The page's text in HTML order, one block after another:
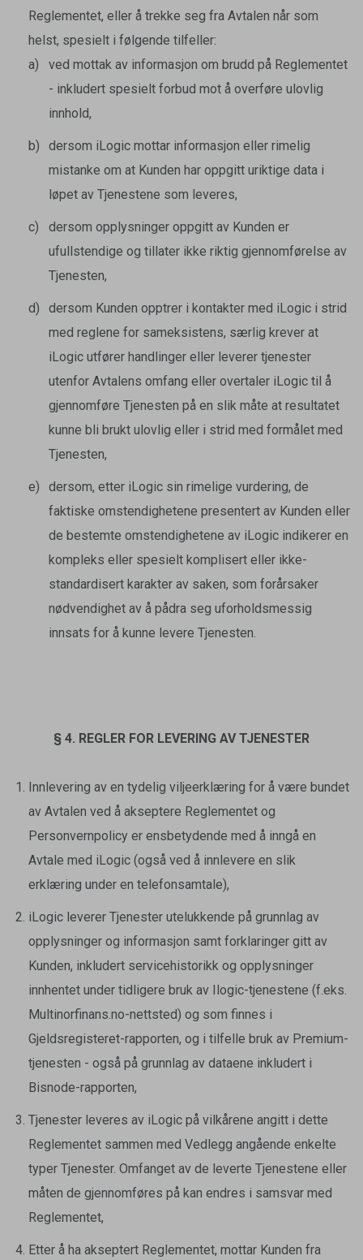
Reglementet, eller å trekke seg fra Avtalen når som
helst, spesielt i følgende tilfeller:
ved mottak av informasjon om brudd på Reglementet
- inkludert spesielt forbud mot å overføre ulovlig
innhold,
dersom iLogic mottar informasjon eller rimelig
mistanke om at Kunden har oppgitt uriktige data i
løpet av Tjenestene som leveres,
dersom opplysninger oppgitt av Kunden er
ufullstendige og tillater ikke riktig gjennomførelse av
Tjenesten,
dersom Kunden opptrer i kontakter med iLogic i strid
med reglene for sameksistens, særlig krever at
iLogic utfører handlinger eller leverer tjenester
utenfor Avtalens omfang eller overtaler iLogic til å
gjennomføre Tjenesten på en slik måte at resultatet
kunne bli brukt ulovlig eller i strid med formålet med
Tjenesten,
dersom, etter iLogic sin rimelige vurdering, de
faktiske omstendighetene presentert av Kunden eller
de bestemte omstendighetene av iLogic indikerer en
kompleks eller spesielt komplisert eller ikke-
standardisert karakter av saken, som forårsaker
nødvendighet av å pådra seg uforholdsmessig
innsats for å kunne levere Tjenesten.
§ 4. REGLER FOR LEVERING AV TJENESTER
Innlevering av en tydelig viljeerklæring for å være bundet
av Avtalen ved å akseptere Reglementet og
Personvernpolicy er ensbetydende med å inngå en
Avtale med iLogic (også ved å innlevere en slik
erklæring under en telefonsamtale),
iLogic leverer Tjenester utelukkende på grunnlag av
opplysninger og informasjon samt forklaringer gitt av
Kunden, inkludert servicehistorikk og opplysninger
innhentet under tidligere bruk av Ilogic-tjenestene (f.eks.
Multinorfinans.no-nettsted) og som finnes i
Gjeldsregisteret-rapporten, og i tilfelle bruk av Premium-
tjenesten - også på grunnlag av dataene inkludert i
Bisnode-rapporten,
Tjenester leveres av iLogic på vilkårene angitt i dette
Reglementet sammen med Vedlegg angående enkelte
typer Tjenester. Omfanget av de leverte Tjenestene eller
måten de gjennomføres på kan endres i samsvar med
Reglementet,
Etter å ha akseptert Reglementet, mottar Kunden fra